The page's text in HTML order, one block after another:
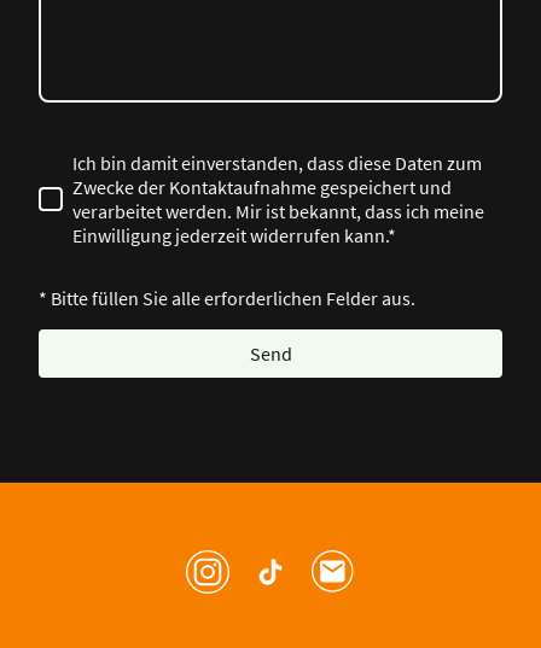
Ich bin damit einverstanden, dass diese Daten zum
Zwecke der Kontaktaufnahme gespeichert und
verarbeitet werden. Mir ist bekannt, dass ich meine
Einwilligung jederzeit widerrufen kann.*
* Bitte füllen Sie alle erforderlichen Felder aus.
Send